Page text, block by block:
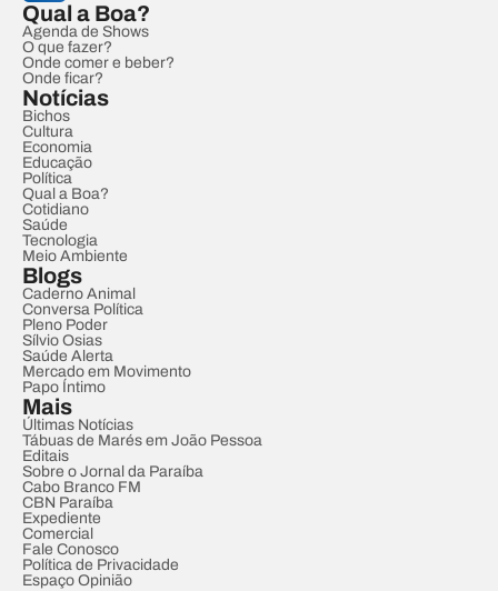
Qual a Boa?
Agenda de Shows
O que fazer?
Onde comer e beber?
Onde ficar?
Notícias
Bichos
Cultura
Economia
Educação
Política
Qual a Boa?
Cotidiano
Saúde
Tecnologia
Meio Ambiente
Blogs
Caderno Animal
Conversa Política
Pleno Poder
Sílvio Osias
Saúde Alerta
Mercado em Movimento
Papo Íntimo
Mais
Últimas Notícias
Tábuas de Marés em João Pessoa
Editais
Sobre o Jornal da Paraíba
Cabo Branco FM
CBN Paraíba
Expediente
Comercial
Fale Conosco
Política de Privacidade
Espaço Opinião